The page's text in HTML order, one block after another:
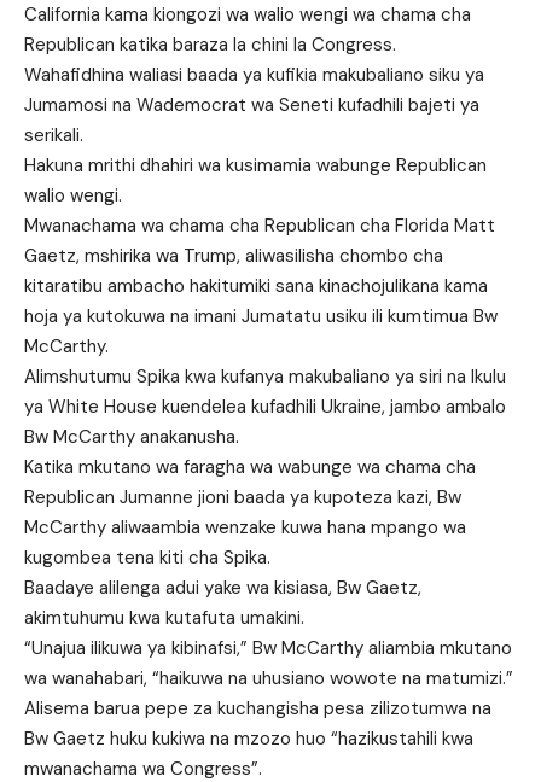
California kama kiongozi wa walio wengi wa chama cha
Republican katika baraza la chini la Congress.
Wahafidhina waliasi baada ya kufikia makubaliano siku ya
Jumamosi na Wademocrat wa Seneti kufadhili bajeti ya
serikali.
Hakuna mrithi dhahiri wa kusimamia wabunge Republican
walio wengi.
Mwanachama wa chama cha Republican cha Florida Matt
Gaetz, mshirika wa Trump, aliwasilisha chombo cha
kitaratibu ambacho hakitumiki sana kinachojulikana kama
hoja ya kutokuwa na imani Jumatatu usiku ili kumtimua Bw
McCarthy.
Alimshutumu Spika kwa kufanya makubaliano ya siri na Ikulu
ya White House kuendelea kufadhili Ukraine, jambo ambalo
Bw McCarthy anakanusha.
Katika mkutano wa faragha wa wabunge wa chama cha
Republican Jumanne jioni baada ya kupoteza kazi, Bw
McCarthy aliwaambia wenzake kuwa hana mpango wa
kugombea tena kiti cha Spika.
Baadaye alilenga adui yake wa kisiasa, Bw Gaetz,
akimtuhumu kwa kutafuta umakini.
“Unajua ilikuwa ya kibinafsi,” Bw McCarthy aliambia mkutano
wa wanahabari, “haikuwa na uhusiano wowote na matumizi.”
Alisema barua pepe za kuchangisha pesa zilizotumwa na
Bw Gaetz huku kukiwa na mzozo huo “hazikustahili kwa
mwanachama wa Congress”.